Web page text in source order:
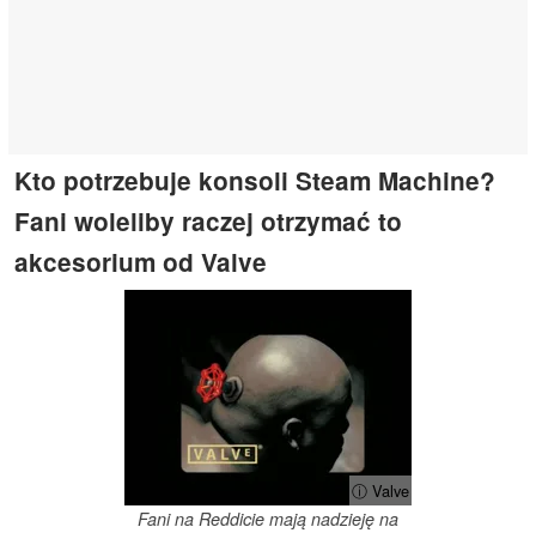
Kto potrzebuje konsoli Steam Machine?
Fani woleliby raczej otrzymać to
akcesorium od Valve
ⓘ Valve
Fani na Reddicie mają nadzieję na